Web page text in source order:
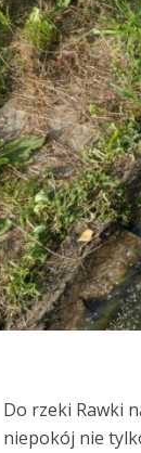
Do rzeki Rawki
niepokój nie